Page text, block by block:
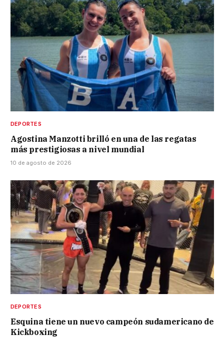
DEPORTES
Agostina Manzotti brilló en una de las regatas
más prestigiosas a nivel mundial
10 de agosto de 2026
DEPORTES
Esquina tiene un nuevo campeón sudamericano de
Kickboxing